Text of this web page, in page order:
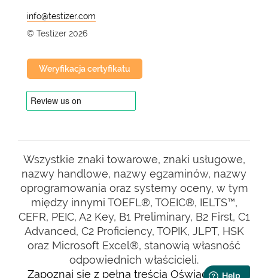
@
© Testizer 2026
Weryfikacja certyfikatu
Wszystkie znaki towarowe, znaki usługowe,
nazwy handlowe, nazwy egzaminów, nazwy
oprogramowania oraz systemy oceny, w tym
między innymi TOEFL®, TOEIC®, IELTS™,
CEFR, PEIC, A2 Key, B1 Preliminary, B2 First, C1
Advanced, C2 Proficiency, TOPIK, JLPT, HSK
oraz Microsoft Excel®, stanowią własność
odpowiednich właścicieli.
Zapoznaj się z pełną treścią Oświadczenia